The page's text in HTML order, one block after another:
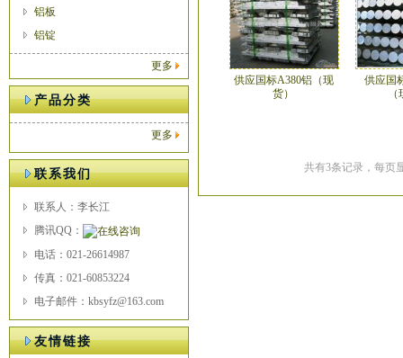
铝板
铝锭
更多
产品分类
更多
联系我们
联系人：李长江
腾讯QQ：
电话：021-26614987
传真：021-60853224
电子邮件：kbsyfz@163.com
友情链接
供应国标A380铝（现
货）
供应国
共有3条记录，每页